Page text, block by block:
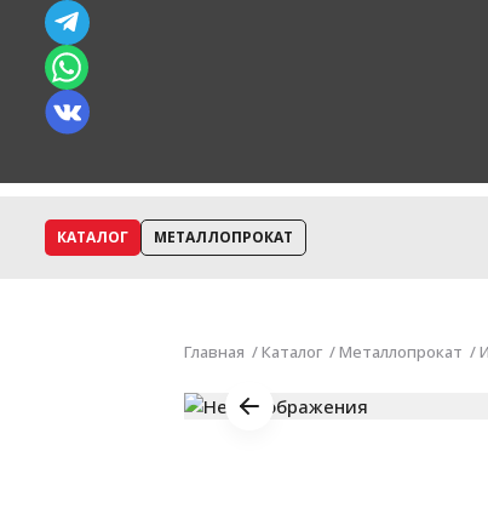
КАТАЛОГ МЕТАЛЛОПРОКАТ
Главная Каталог Металлопрокат